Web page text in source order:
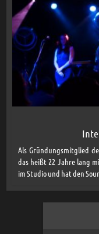
Als Gründungsmitglied
das heißt 22 Jahre lang
im Studio und hat den